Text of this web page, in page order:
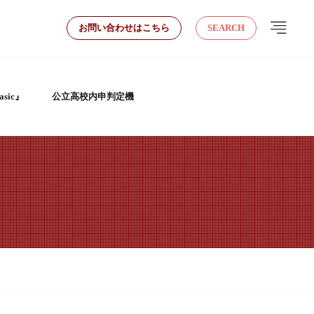
お問い合わせはこちら SEARCH
』 公立高校内申判定機